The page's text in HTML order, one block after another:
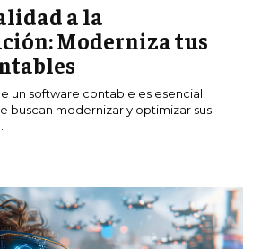
a la
Moderniza tus
un software contable es esencial
buscan modernizar y optimizar sus